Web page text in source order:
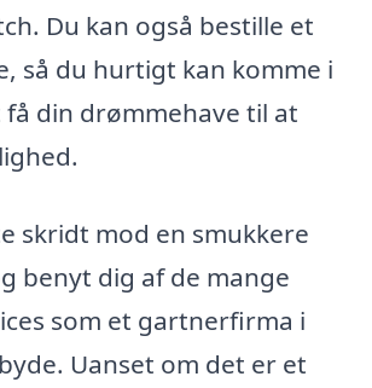
Du kan også bestille et
så du hurtigt kan komme i
din drømmehave til at
skridt mod en smukkere
benyt dig af de mange
som et gartnerfirma i
Uanset om det er et